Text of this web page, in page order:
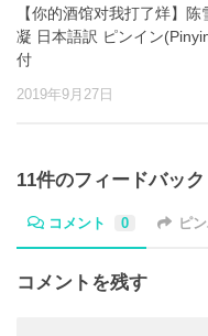
【你的酒馆对我打了烊】陈
凝 日本語訳 ピンイン
付
2019年9月27日
11件のフィードバック
コメント 0 ピ
コメントを残す